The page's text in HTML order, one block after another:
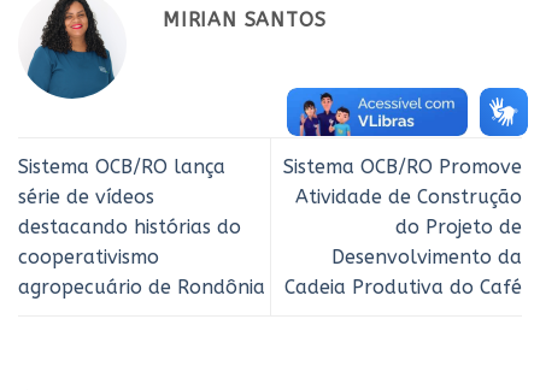
MIRIAN SANTOS
Sistema OCB/RO lança
série de vídeos
destacando histórias do
cooperativismo
agropecuário de Rondônia
Sistema OCB/RO Promove
Atividade de Construção
do Projeto de
Desenvolvimento da
Cadeia Produtiva do Café